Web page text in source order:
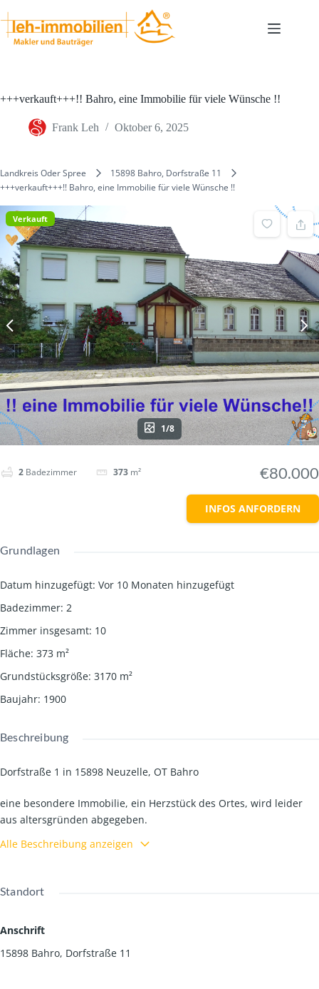
Inhalt
springen
+++verkauft+++!! Bahro, eine Immobilie für viele Wünsche !!
Frank Leh Oktober 6, 2025
Landkreis Oder Spree
15898 Bahro, Dorfstraße 11
+++verkauft+++!! Bahro, eine Immobilie für viele Wünsche !!
Verkauft
1/8
2 Badezimmer 373 m² €80.000
INFOS ANFORDERN
Grundlagen
Datum hinzugefügt: Vor 10 Monaten hinzugefügt
Badezimmer: 2
Zimmer insgesamt: 10
Fläche: 373 m²
Grundstücksgröße: 3170 m²
Baujahr: 1900
Beschreibung
Dorfstraße 1 in 15898 Neuzelle, OT Bahro
eine besondere Immobilie, ein Herzstück des Ortes, wird leider
aus altersgründen abgegeben.
Courtage:
(Pauschalcourtage entspd. AGB, diese kann im Büro eingesehen
Alle Beschreibung anzeigen
Standort
Anschrift
15898 Bahro, Dorfstraße 11